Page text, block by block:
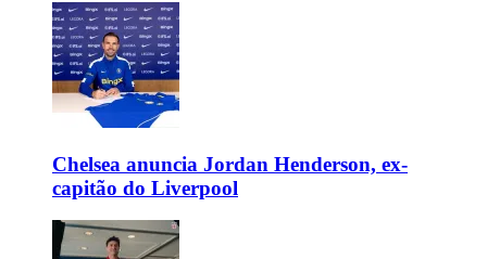
Chelsea anuncia Jordan Henderson, ex-
capitão do Liverpool